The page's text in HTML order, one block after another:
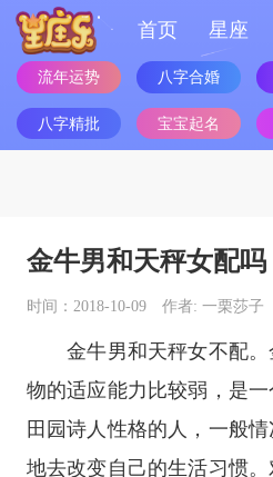
首页 星座
流年运势 八字合婚
八字精批 宝宝起名
金牛男和天秤女配吗
时间：2018-10-09 作者: 一栗莎子
金牛男和天秤女不配。
物的适应能力比较弱，是
田园诗人性格的人，一般
地去改变自己的生活习惯